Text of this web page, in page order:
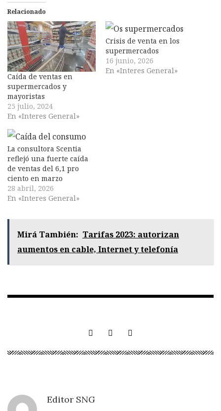
Relacionado
Caída de ventas en
supermercados y
mayoristas
25 julio, 2024
En «Interes General»
Crisis de venta en los
supermercados
16 junio, 2026
En «Interes General»
La consultora Scentia
reflejó una fuerte caída
de ventas del 6,1 pro
ciento en marzo
28 abril, 2026
En «Interes General»
Mirá También: Tarifas 2023: autorizan
aumentos en cable, Internet y telefonía
Editor SNG